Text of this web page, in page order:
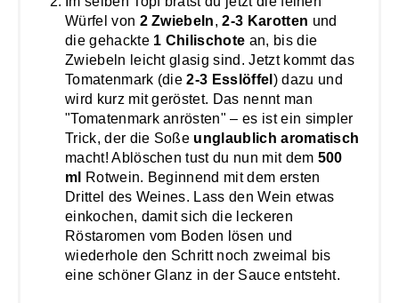
Würfel von 2 Zwiebeln,2-3 Karotten und
die gehackte 1 Chilischote an, bis die
Zwiebeln leicht glasig sind. Jetzt kommt das
Tomatenmark (die2-3 Esslöffel ) dazu und
wird kurz mit geröstet. Das nennt man
"Tomatenmark anrösten" – es ist ein simpler
Trick, der die Soße unglaublich aromatisch
macht! Ablöschen tust du nun mit dem 500
ml
Rotwein. Beginnend mit dem ersten
Drittel des Weines. Lass den Wein etwas
einkochen, damit sich die leckeren
Röstaromen vom Boden lösen und
wiederhole den Schritt noch zweimal bis
eine schöner Glanz in der Sauce entsteht.